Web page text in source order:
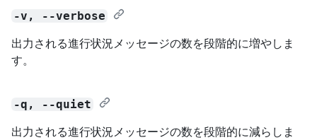
-v, --verbose
出力される進行状況メッセージの数を段階的に増やしま
す。
-q, --quiet
出力される進行状況メッセージの数を段階的に減らしま